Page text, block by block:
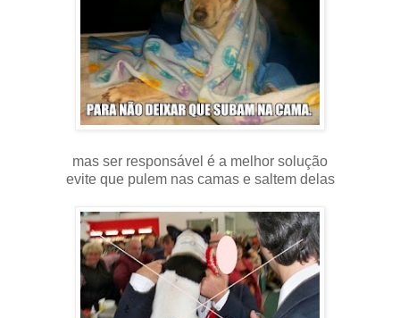
mas ser responsável é a melhor solução
evite que pulem nas camas e saltem delas